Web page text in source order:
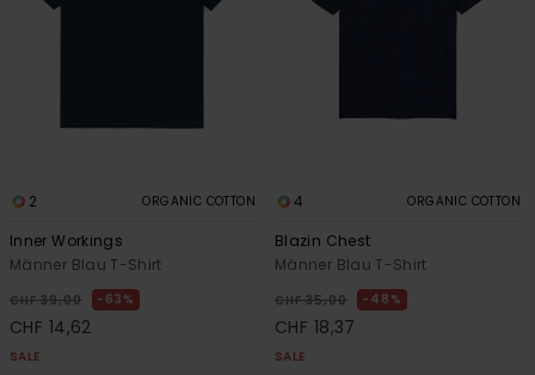
2 ORGANIC COTTON
Inner Workings
Männer Blau T-Shirt
CHF 39,00 63%
CHF 14,62
SALE
4 ORGANIC COTTON
Blazin Chest
Männer Blau T-Shirt
CHF 35,00 48%
CHF 18,37
SALE